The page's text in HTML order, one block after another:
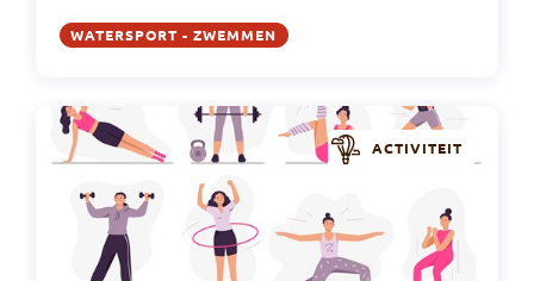
WATERSPORT - ZWEMMEN
ACTIVITEIT